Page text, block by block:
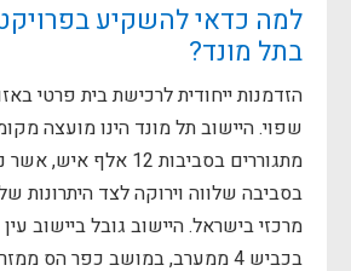
למה כדאי להשקיע
בתל מונד?
הזדמנות ייחודית לרכישת בית פרטי
שפוי. היישוב תל מונד הינו מועצה
מתגוררים בסביבות 12 אלף
בסביבה שלווה וירוקה לצד היתרונות
מרכזי בישראל. היישוב גובל ביישוב
בכביש 4 ממערב, במושב כפר הס